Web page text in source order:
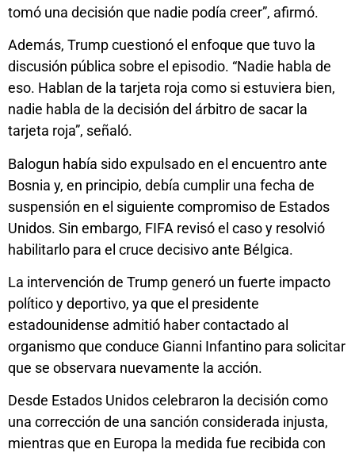
tomó una decisión que nadie podía creer”, afirmó.
Además, Trump cuestionó el enfoque que tuvo la
discusión pública sobre el episodio. “Nadie habla de
eso. Hablan de la tarjeta roja como si estuviera bien,
nadie habla de la decisión del árbitro de sacar la
tarjeta roja”, señaló.
Balogun había sido expulsado en el encuentro ante
Bosnia y, en principio, debía cumplir una fecha de
suspensión en el siguiente compromiso de Estados
Unidos. Sin embargo, FIFA revisó el caso y resolvió
habilitarlo para el cruce decisivo ante Bélgica.
La intervención de Trump generó un fuerte impacto
político y deportivo, ya que el presidente
estadounidense admitió haber contactado al
organismo que conduce Gianni Infantino para solicitar
que se observara nuevamente la acción.
Desde Estados Unidos celebraron la decisión como
una corrección de una sanción considerada injusta,
mientras que en Europa la medida fue recibida con